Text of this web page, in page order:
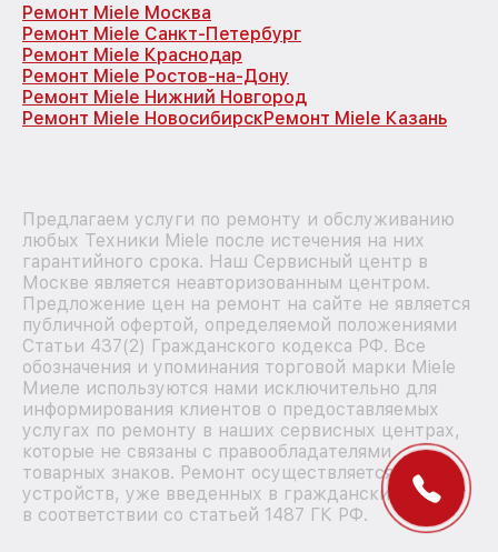
Ремонт Miele Москва
Ремонт Miele Санкт-Петербург
Ремонт Miele Краснодар
Ремонт Miele Ростов-на-Дону
Ремонт Miele Нижний Новгород
Ремонт Miele НовосибирскРемонт Miele Казань
Предлагаем услуги по ремонту и обслуживанию
любых Техники Miele после истечения на них
гарантийного срока. Наш Сервисный центр в
Москве является неавторизованным центром.
Предложение цен на ремонт на сайте не является
публичной офертой, определяемой положениями
Статьи 437(2) Гражданского кодекса РФ. Все
обозначения и упоминания торговой марки Miele
Миеле используются нами исключительно для
информирования клиентов о предоставляемых
услугах по ремонту в наших сервисных центрах,
которые не связаны с правообладателями
товарных знаков. Ремонт осуществляется для
устройств, уже введенных в гражданский оборот
в соответствии со статьей 1487 ГК РФ.